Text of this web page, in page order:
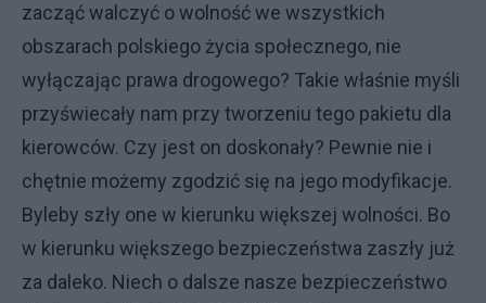
zacząć walczyć o wolność we wszystkich
obszarach polskiego życia społecznego, nie
wyłączając prawa drogowego? Takie właśnie myśli
przyświecały nam przy tworzeniu tego pakietu dla
kierowców. Czy jest on doskonały? Pewnie nie i
chętnie możemy zgodzić się na jego modyfikacje.
Byleby szły one w kierunku większej wolności. Bo
w kierunku większego bezpieczeństwa zaszły już
za daleko. Niech o dalsze nasze bezpieczeństwo